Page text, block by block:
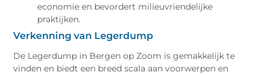
economie en bevordert milieuvriendelijke
praktijken.
Verkenning van Legerdump
De Legerdump in Bergen op Zoom is gemakkelijk te
vinden en biedt een breed scala aan voorwerpen en